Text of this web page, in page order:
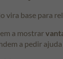
vira base para
a mostrar
a pedir